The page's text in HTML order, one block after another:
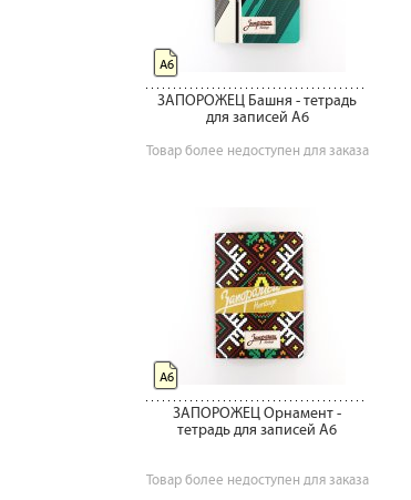
ЗАПОРОЖЕЦ Башня - тетрадь
для записей А6
Товар более недоступен для заказа
А6
ЗАПОРОЖЕЦ Орнамент -
тетрадь для записей А6
Товар более недоступен для заказа
А6